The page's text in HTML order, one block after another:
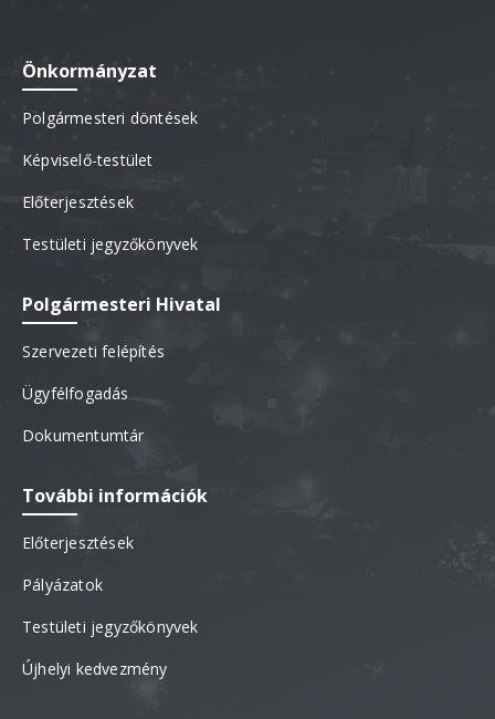
Önkormányzat
Polgármesteri döntések
Képviselő-testület
Előterjesztések
Testületi jegyzőkönyvek
Polgármesteri Hivatal
Szervezeti felépítés
Ügyfélfogadás
Dokumentumtár
További információk
Előterjesztések
Pályázatok
Testületi jegyzőkönyvek
Újhelyi kedvezmény